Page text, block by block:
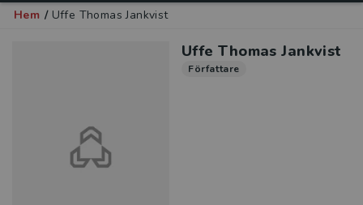
Hem / Uffe Thomas Jankvist
Uffe Thomas Jankvist
Författare